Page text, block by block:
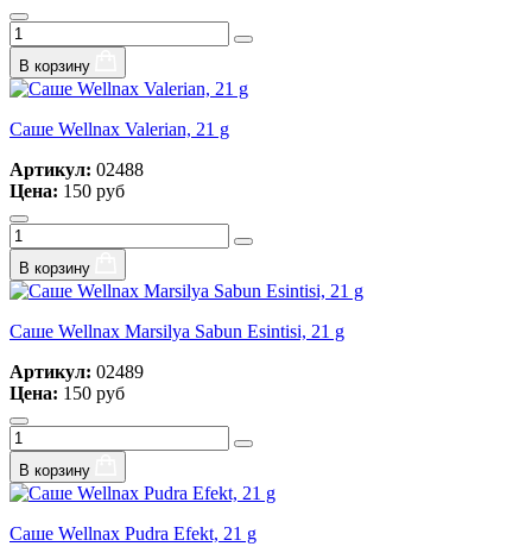
В корзину
Саше Wellnax Valerian, 21 g
Артикул: 02488
Цена: 150 руб
В корзину
Саше Wellnax Marsilya Sabun Esintisi, 21 g
Артикул: 02489
Цена: 150 руб
В корзину
Саше Wellnax Pudra Efekt, 21 g